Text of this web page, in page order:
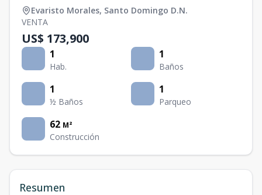
Evaristo Morales, Santo Domingo D.N.
VENTA
US$ 173,900
1
Hab.
1
Baños
1
½ Baños
1
Parqueo
62 M²
Construcción
Resumen